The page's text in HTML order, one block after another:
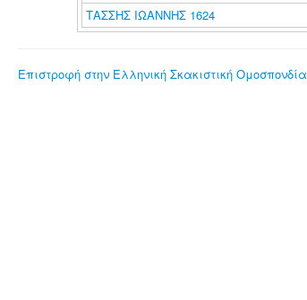
ΤΑΣΣΗΣ ΙΩΑΝΝΗΣ 1624
Επιστροφή στην Ελληνική Σκακιστική Ομοσπονδία